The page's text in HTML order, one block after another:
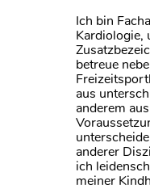
Ich bin
Kardiologie,
betreue
aus
anderem
anderer
ich
meiner